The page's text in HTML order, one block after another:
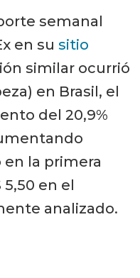
semanal
en su sitio
similar ocurrió
en Brasil, el
del 20,9%
en la primera
5,50 en el
analizado.